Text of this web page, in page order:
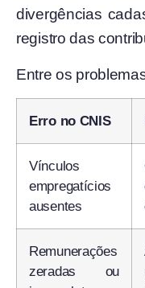
divergências
registro das
Entre os
Erro no CNIS
Vínculos
empregatícios
ausentes
Remunerações
zeradas ou